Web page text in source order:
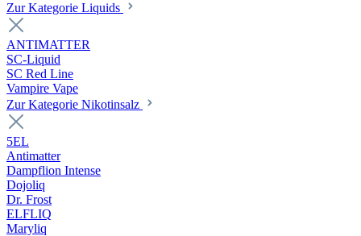
Zur Kategorie Liquids
ANTIMATTER
SC-Liquid
SC Red Line
Vampire Vape
Zur Kategorie Nikotinsalz
5EL
Antimatter
Dampflion Intense
Dojoliq
Dr. Frost
ELFLIQ
Maryliq